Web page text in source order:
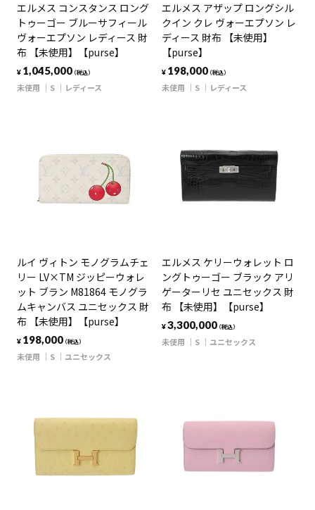
エルメス コンスタンス ロング
トゥーゴー ブルーサフィール
ヴォーエプソン レディース 財
布 【未使用】【purse】
¥ 1,045,000（税込）
未使用 S レディース
エルメス アザップ ロングシル
クイン クレ ヴォーエプソン レ
ディース 財布 【未使用】
【purse】
¥ 198,000（税込）
未使用 S レディース
ルイ ヴィトン モノグラムチェ
リー LV×TM ジッピーウォレ
ット ブラン M81864 モノグラ
ムキャンバス ユニセックス 財
布 【未使用】【purse】
¥ 198,000（税込）
未使用 S ユニセックス
エルメス ケリーウォレット ロ
ングトゥーゴー ブラック アリ
ゲーターリセ ユニセックス 財
布 【未使用】【purse】
¥3,300,000（税込）
未使用 S ユニセックス